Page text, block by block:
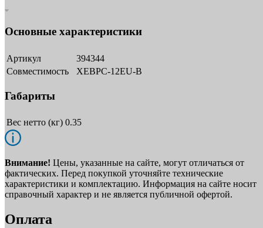
Основные характеристики
Артикул
394344
Совместимость
XEBPC-12EU-B
Габариты
Вес нетто (кг) 0.35
Внимание! Цены, указанные на сайте, могут отличаться от
фактических. Перед покупкой уточняйте технические
характеристики и комплектацию. Информация на сайте носит
справочный характер и не является публичной офертой.
Оплата